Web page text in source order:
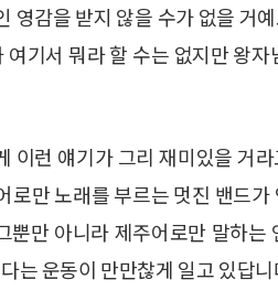
영감을 받지 않을 수가 없을 거
기서 뭐라 할 수는 없지만 왕
이런 얘기가 그리 재미있을 거
만 노래를 부르는 멋진 밴드
만 아니라 제주어로만 말하는
는 운동이 만만찮게 일고 있답니